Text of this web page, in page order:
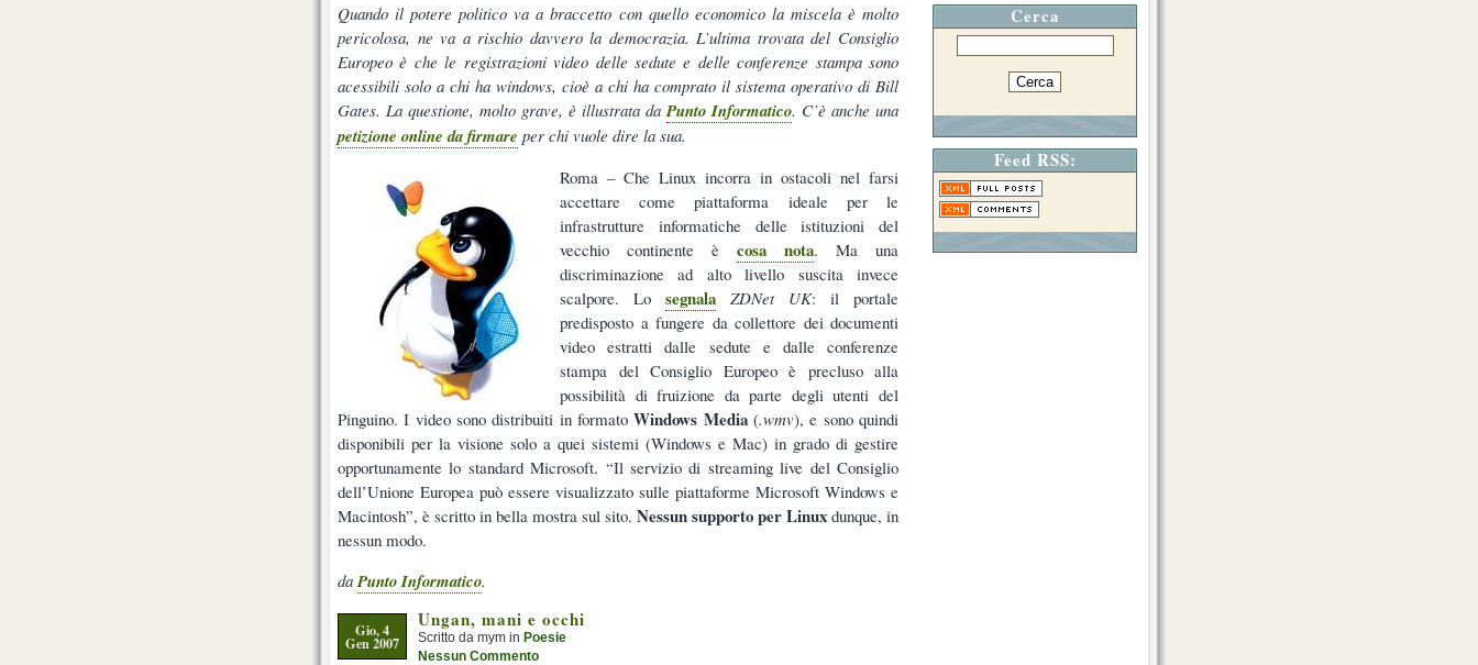
Quando il potere politico va a braccetto con quello economico la miscela è molto
pericolosa, ne va a rischio davvero la democrazia. L’ultima trovata del Consiglio
Europeo è che le registrazioni video delle sedute e delle conferenze stampa sono
acessibili solo a chi ha windows, cioè a chi ha comprato il sistema operativo di Bill
Gates. La questione, molto grave, è illustrata da Punto Informatico. C’è anche una
petizione online da firmare per chi vuole dire la sua.
Roma – Che Linux incorra in ostacoli nel farsi
accettare come piattaforma ideale per le
infrastrutture informatiche delle istituzioni del
vecchio continente è cosa nota. Ma una
discriminazione ad alto livello suscita invece
scalpore. Lo segnala ZDNet UK: il portale
predisposto a fungere da collettore dei documenti
video estratti dalle sedute e dalle conferenze
stampa del Consiglio Europeo è precluso alla
possibilità di fruizione da parte degli utenti del
Pinguino. I video sono distribuiti in formatoWindows Media(.wmv), e sono quindi
disponibili per la visione solo a quei sistemi (Windows e Mac) in grado di gestire
opportunamente lo standard Microsoft. “Il servizio di streaming live del Consiglio
dell’Unione Europea può essere visualizzato sulle piattaforme Microsoft Windows e
Macintosh”, è scritto in bella mostra sul sito. Nessun supporto per Linux dunque, in
nessun modo.
da Punto Informatico.
Gio, 4
Gen 2007
Ungan, mani e occhi
Scritto da mym in Poesie
Nessun Commento
Cerca
Feed RSS: